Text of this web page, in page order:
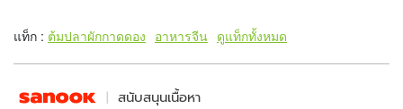
แท็ก : ต้มปลาผักกาดดอง อาหารจีน ดูแท็กทั้งหมด
สนับสนุนเนื้อหา